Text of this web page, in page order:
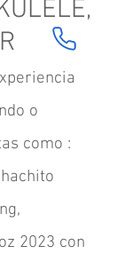
o
como :
2023 con